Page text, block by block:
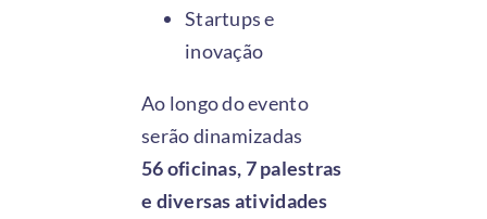
Startups e
inovação
Ao longo do evento
serão dinamizadas
56oficinas, 7 palestras
e diversas atividades